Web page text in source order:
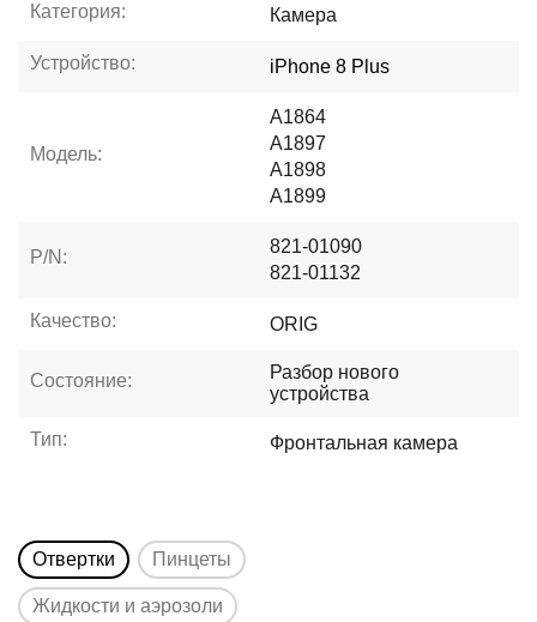
Категория: Камера
Устройство: iPhone 8 Plus
Модель:
A1864
A1897
A1898
A1899
P/N:
821-01090
821-01132
Качество: ORIG
Состояние:
Разбор нового
устройства
Тип: Фронтальная камера
Отвертки Пинцеты
Жидкости и аэрозоли